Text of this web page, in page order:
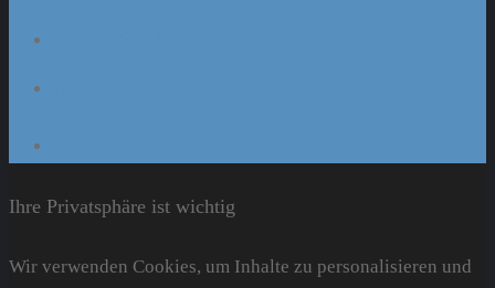
Ihre Privatsphäre ist wichtig
Wir verwenden Cookies, um Inhalte zu personalisieren und